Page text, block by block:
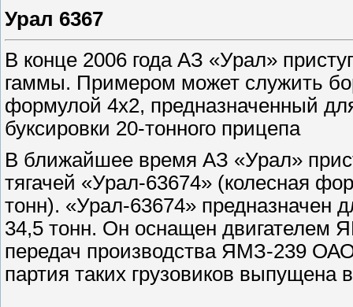
Урал 6367
В конце 2006 года АЗ «Урал»
гаммы. Примером может служить
формулой 4х2, предназначенный
буксировки 20-тонного прицепа
В ближайшее время АЗ «Урал»
тягачей «Урал-63674» (колесная
тонн). «Урал-63674» предназначен
34,5 тонн. Он оснащен двигателем
передач производства ЯМЗ-239
партия таких грузовиков выпущена